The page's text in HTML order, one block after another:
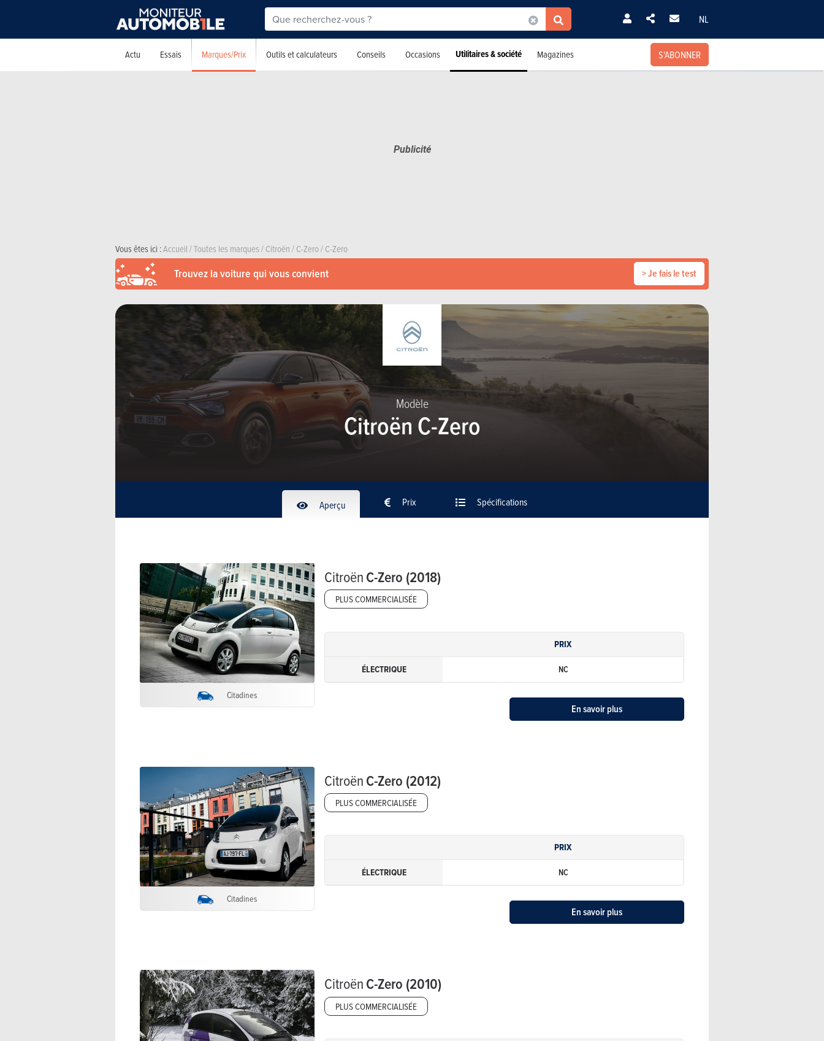
NL
Actu Essais Marques/Prix Outils et calculateurs Conseils Occasions Utilitaires & société Magazines S'ABONNER
Vous êtes ici :Accueil/Toutes les marques/Citroën/C-Zero/C-Zero
Trouvez la voiture qui vous convient > Je fais le test
Modèle
Citroën C-Zero
Aperçu Prix Spécifications
Citadines
CitroënC-Zero (2018)
PLUS COMMERCIALISÉE
PRIX
ÉLECTRIQUE
NC
En savoir plus
Citadines
CitroënC-Zero (2012)
PLUS COMMERCIALISÉE
PRIX
ÉLECTRIQUE
NC
En savoir plus
CitroënC-Zero (2010)
PLUS COMMERCIALISÉE